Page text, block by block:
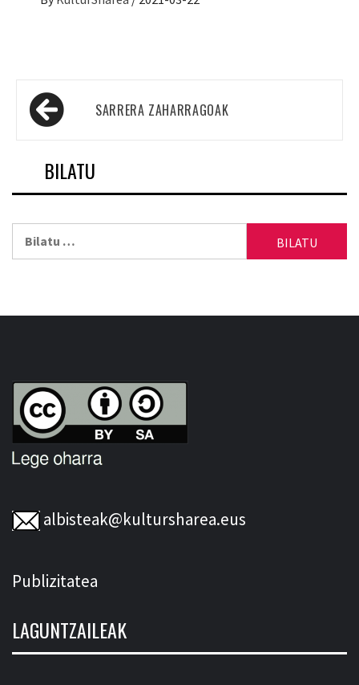
Sarreren
nabigazioaSARRERA ZAHARRAGOAK
BILATU
albisteak@kultursharea.eus
Publizitatea
LAGUNTZAILEAK